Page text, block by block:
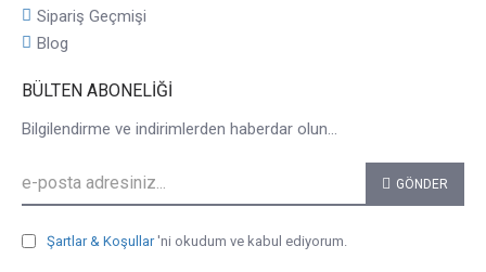
Sipariş Geçmişi
Blog
BÜLTEN ABONELIĞI
Bilgilendirme ve indirimlerden haberdar olun...
GÖNDER
Şartlar & Koşullar 'ni okudum ve kabul ediyorum.